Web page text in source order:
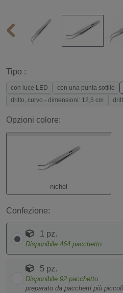
Tipo :
con luce LED con una punta sottile
dritto, curvo - dimensioni: 12,5 cm
Opzioni colore:
nichel
Confezione:
1 pz.
Disponibile 464 pacchetto
5 pz.
Disponibile 92 pacchetto
preparato da pacchetti più piccoli